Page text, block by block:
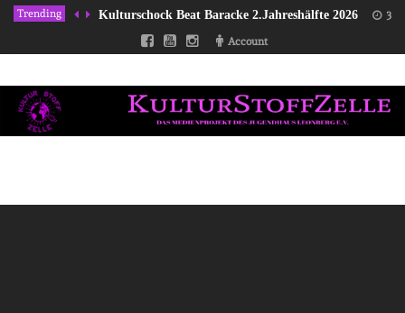
Trending Kulturschock Beat Baracke 2.Jahreshälfte 2026 31/
Account